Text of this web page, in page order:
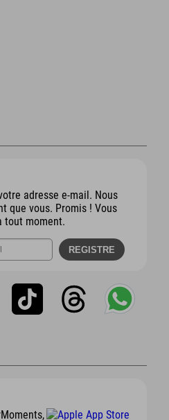
adresse e-mail. Nous
que vous. Promis ! Vous
tout moment.